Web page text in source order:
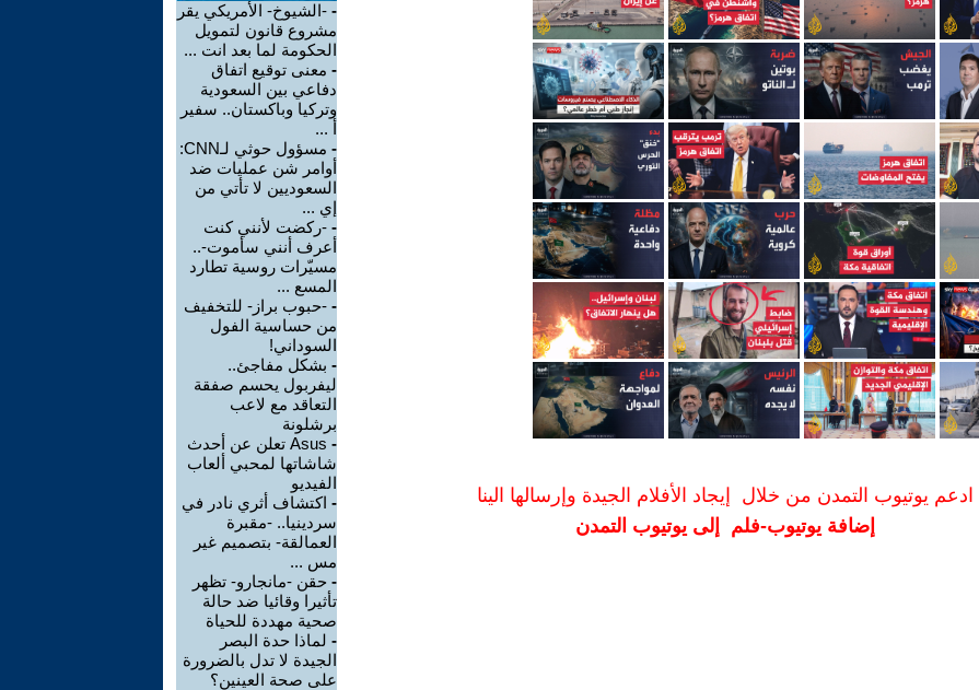
ادعم يوتيوب التمدن من خلال إيجاد الأفلام الجيدة وإرسالها الينا
إضافة يوتيوب-فلم إلى يوتيوب التمدن
- -الشيوخ- الأمريكي يقر
مشروع قانون لتمويل
الحكومة لما بعد انت ...
- معنى توقيع اتفاق
دفاعي بين السعودية
وتركيا وباكستان.. سفير
أ ...
-
مسؤول حوثي لـCNN:
أوامر شن عمليات ضد
السعوديين لا تأتي من
إي ...
- -ركضت لأنني كنت
أعرف أنني سأموت-..
مسيّرات روسية تطارد
المسع ...
- -حبوب براز- للتخفيف
من حساسية الفول
السوداني!
- بشكل مفاجئ..
ليفربول يحسم صفقة
التعاقد مع لاعب
برشلونة
-
Asus تعلن عن أحدث
شاشاتها لمحبي ألعاب
الفيديو
- اكتشاف أثري نادر في
سردينيا.. -مقبرة
العمالقة- بتصميم غير
مس ...
- حقن -مانجارو- تظهر
تأثيرا وقائيا ضد حالة
صحية مهددة للحياة
- لماذا حدة البصر
الجيدة لا تدل بالضرورة
على صحة العينين؟